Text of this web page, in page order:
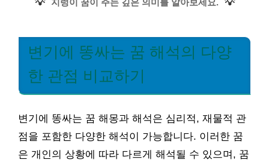
변기에 똥싸는 꿈 해석의 다양
한 관점 비교하기
변기에 똥싸는 꿈 해몽과 해석은 심리적, 재물적 관
점을 포함한 다양한 해석이 가능합니다. 이러한 꿈
은 개인의 상황에 따라 다르게 해석될 수 있으며, 꿈